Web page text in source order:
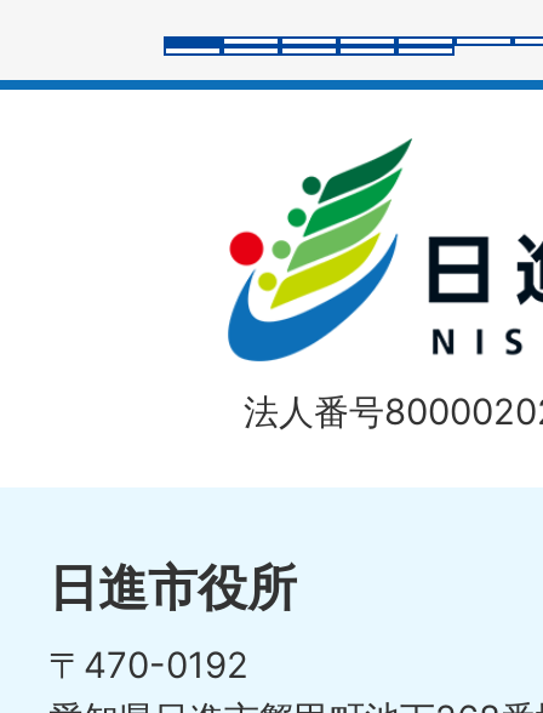
ラ
イ
法人番号
日進市役所
〒470-0192